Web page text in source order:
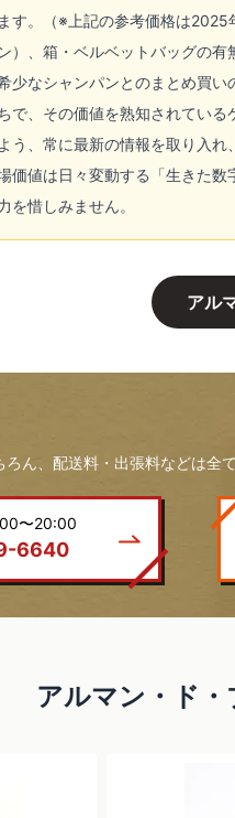
す。（※上記の参考価格は
）、箱・ベルベットバッグの
少なシャンパンとのまとめ買
で、その価値を熟知されてい
う、常に最新の情報を取り入
価値は日々変動する「生きた
を惜しみません。
アル
ろん、配送料・出張料などは全
〜20:00
6640
アルマン・ド